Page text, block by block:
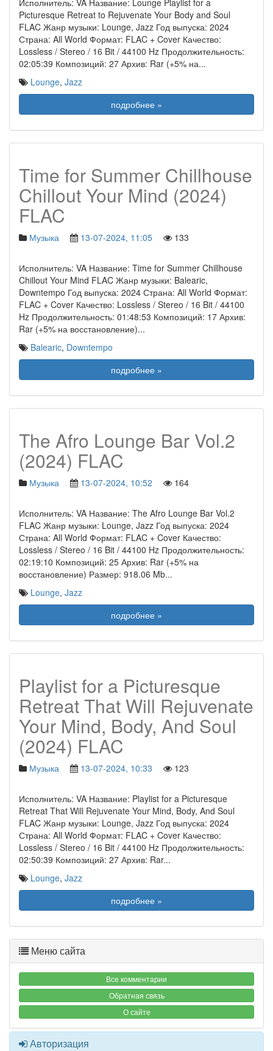
Исполнитель: VA Название: Lounge Playlist for a
Picturesque Retreat to Rejuvenate Your Body and Soul
FLAC Жанр музыки: Lounge, Jazz Год выпуска: 2024
Страна: All World Формат: FLAC + Cover Качество:
Lossless / Stereo / 16 Bit / 44100 Hz Продолжительность:
02:05:39 Композиций: 27 Архив: Rar (+5% на...
Lounge, Jazz
подробнее »
Time for Summer Chillhouse
Chillout Your Mind (2024)
FLAC
Музыка 13-07-2024, 11:05 133
Исполнитель: VA Название: Time for Summer Chillhouse
Chillout Your Mind FLAC Жанр музыки: Balearic,
Downtempo Год выпуска: 2024 Страна: All World Формат:
FLAC + Cover Качество: Lossless / Stereo / 16 Bit / 44100
Hz Продолжительность: 01:48:53 Композиций: 17 Архив:
Rar (+5% на восстановление)...
Balearic, Downtempo
подробнее »
The Afro Lounge Bar Vol.2
(2024) FLAC
Музыка 13-07-2024, 10:52 164
Исполнитель: VA Название: The Afro Lounge Bar Vol.2
FLAC Жанр музыки: Lounge, Jazz Год выпуска: 2024
Страна: All World Формат: FLAC + Cover Качество:
Lossless / Stereo / 16 Bit / 44100 Hz Продолжительность:
02:19:10 Композиций: 25 Архив: Rar (+5% на
восстановление) Размер: 918.06 Mb...
Lounge, Jazz
подробнее »
Playlist for a Picturesque
Retreat That Will Rejuvenate
Your Mind, Body, And Soul
(2024) FLAC
Музыка 13-07-2024, 10:33 123
Исполнитель: VA Название: Playlist for a Picturesque
Retreat That Will Rejuvenate Your Mind, Body, And Soul
FLAC Жанр музыки: Lounge, Jazz Год выпуска: 2024
Страна: All World Формат: FLAC + Cover Качество:
Lossless / Stereo / 16 Bit / 44100 Hz Продолжительность:
02:50:39 Композиций: 27 Архив: Rar...
Lounge, Jazz
подробнее »
Меню сайта
Все комментарии
Обратная связь
О сайте
Авторизация